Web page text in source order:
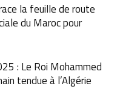
la feuille de route
du Maroc pour
: Le Roi Mohammed
tendue à l’Algérie